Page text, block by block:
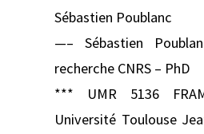
Sébastien Poublanc
—– Sébastien
recherche CNRS – PhD
*** UMR 5136
Université Toulouse